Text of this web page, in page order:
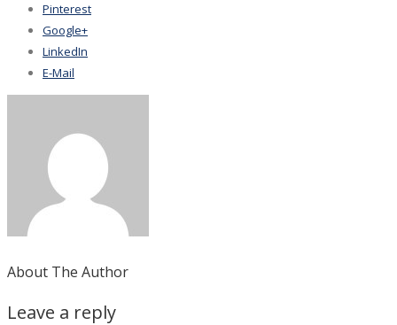
Pinterest
Google+
LinkedIn
E-Mail
About The Author
Leave a reply